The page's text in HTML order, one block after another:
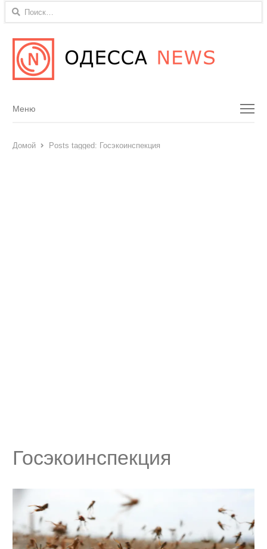
Найти:
Menu
Меню
Домой Posts tagged: Госэкоинспекция
Госэкоинспекция